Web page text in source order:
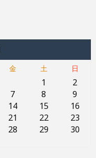
金 土 日
1
2
7 8
9
14 15
16
21 22
23
28 29
30